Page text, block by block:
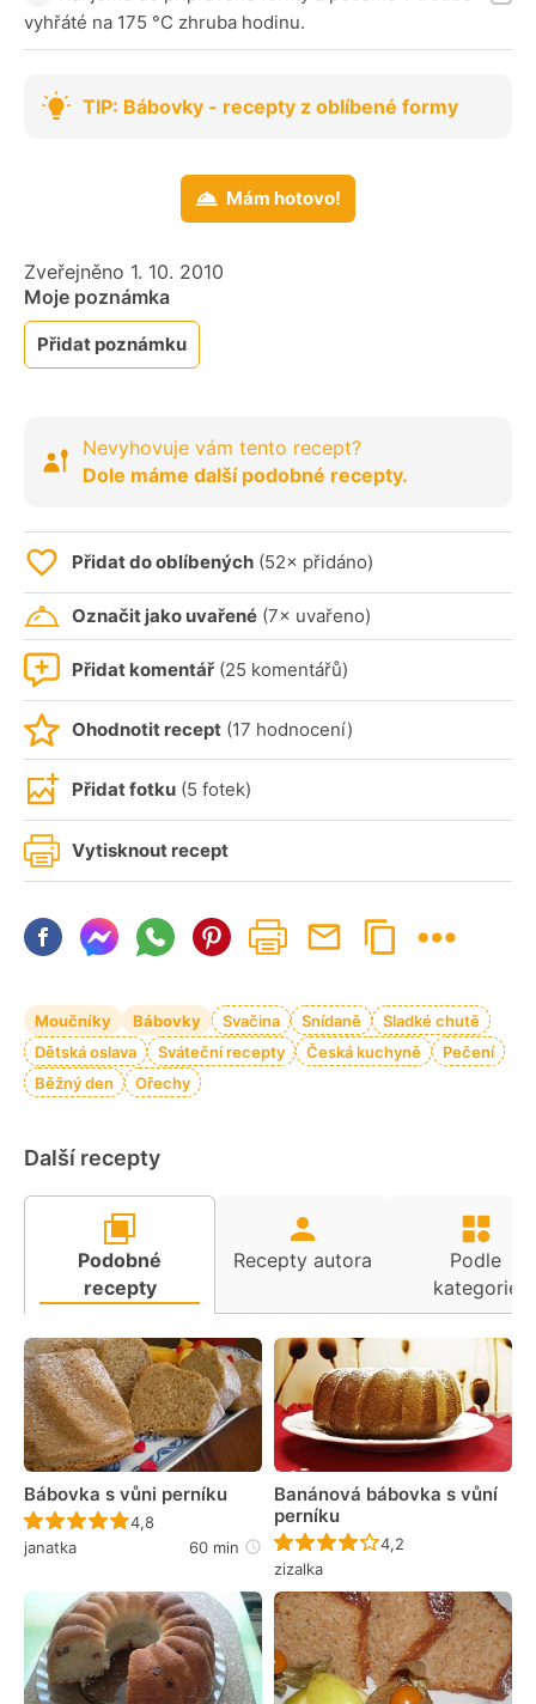
vyhřáté na 175 °C zhruba hodinu.
TIP: Bábovky - recepty z oblíbené formy
Mám hotovo!
Zveřejněno 1. 10. 2010
Moje poznámka
Přidat poznámku
Nevyhovuje vám tento recept?
Dole máme další podobné recepty.
Přidat do oblíbených (52× přidáno)
Označit jako uvařené (7× uvařeno)
Přidat komentář (25 komentářů)
Ohodnotit recept (17 hodnocení)
Přidat fotku (5 fotek)
Vytisknout recept
Moučníky Bábovky Svačina Snídaně
Sladké chutě
Dětská oslava
Sváteční recepty Česká kuchyně
Pečení
Běžný den
Ořechy
Další recepty
Podobné
recepty
Recepty autora
Podle
kategorie
Bábovka s vůni perníku
Recept ještě nebyl hodnocen
4,8
janatka
60 min
Banánová bábovka s vůní
perníku
Recept ještě nebyl
4,2
zizalka